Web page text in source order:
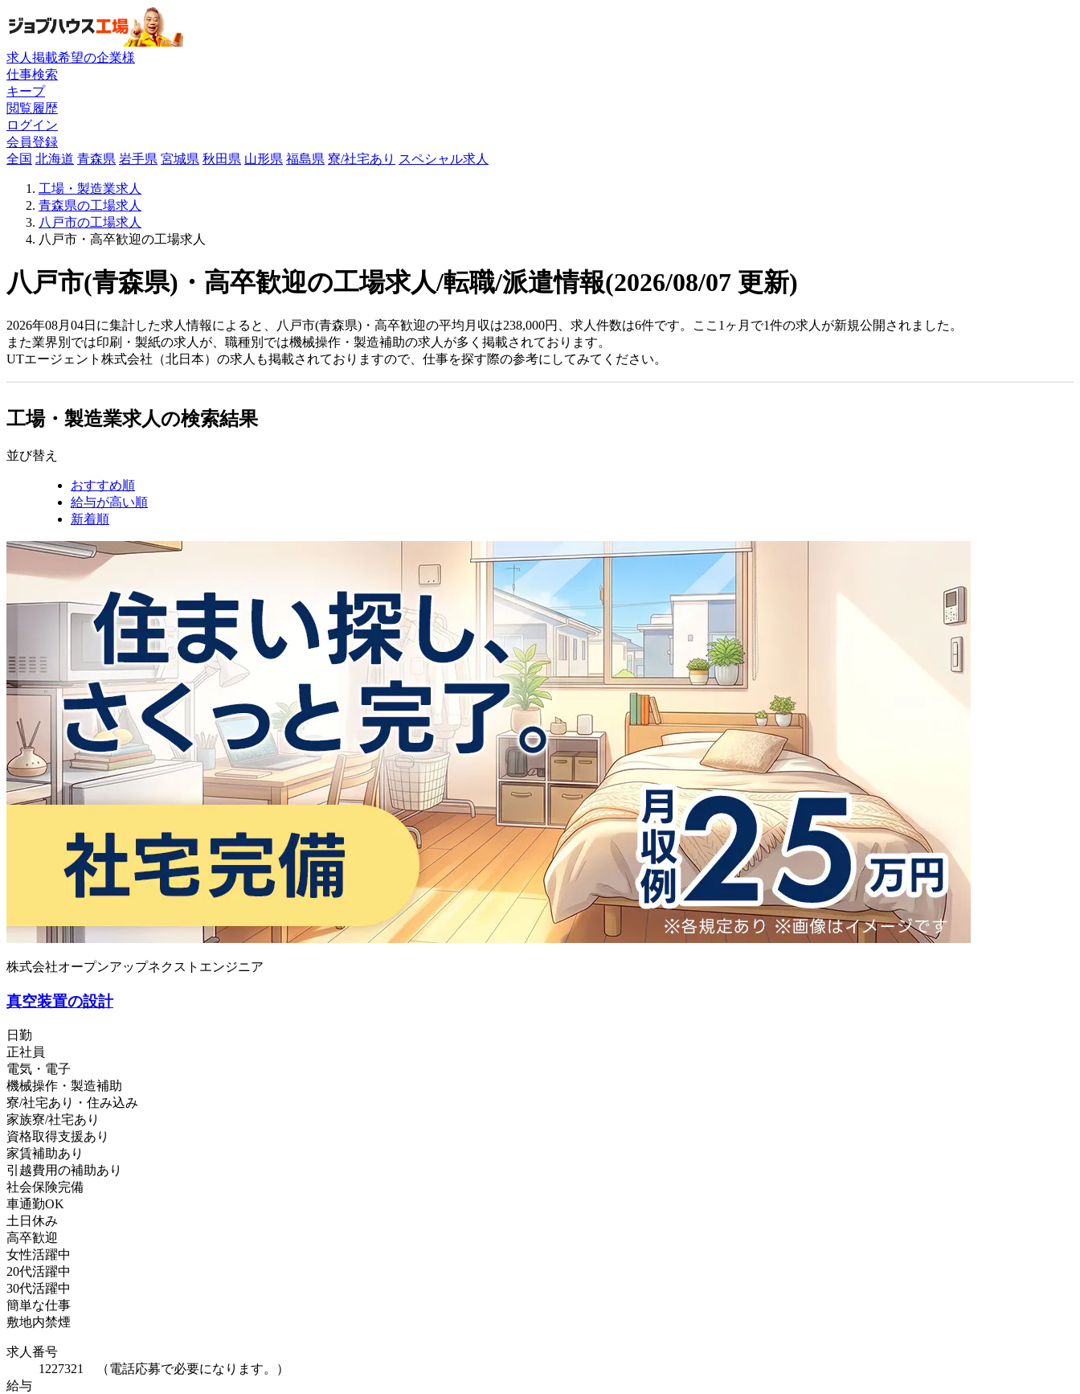
求人掲載希望の企業様
仕事検索
キープ
閲覧履歴
ログイン
会員登録
全国 北海道 青森県 岩手県 宮城県 秋田県 山形県 福島県 寮/社宅あり スペシャル求人
工場・製造業求人
青森県の工場求人
八戸市の工場求人
八戸市・高卒歓迎の工場求人
八戸市(青森県)・高卒歓迎の工場求人/転職/派遣情報(2026/08/07 更新)
2026年08月04日に集計した求人情報によると、八戸市(青森県)・高卒歓迎の平均月収は238,000円、求人件数は6件です。ここ1ヶ月で1件の求人が新規公開されました。
また業界別では印刷・製紙の求人が、職種別では機械操作・製造補助の求人が多く掲載されております。
UTエージェント株式会社（北日本）の求人も掲載されておりますので、仕事を探す際の参考にしてみてください。
工場・製造業求人の検索結果
並び替え
おすすめ順
給与が高い順
新着順
株式会社オープンアップネクストエンジニア
真空装置の設計
日勤
正社員
電気・電子
機械操作・製造補助
寮/社宅あり・住み込み
家族寮/社宅あり
資格取得支援あり
家賃補助あり
引越費用の補助あり
社会保険完備
車通勤OK
土日休み
高卒歓迎
女性活躍中
20代活躍中
30代活躍中
簡単な仕事
敷地内禁煙
求人番号
1227321 （電話応募で必要になります。）
給与